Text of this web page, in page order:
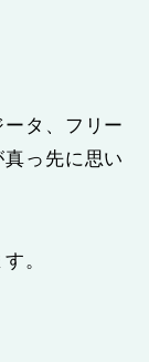
タ、フリー
っ先に思い
。